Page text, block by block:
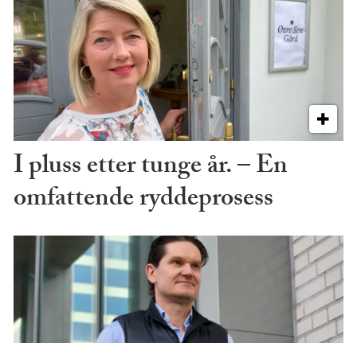
I pluss etter tunge år. – En
omfattende ryddeprosess